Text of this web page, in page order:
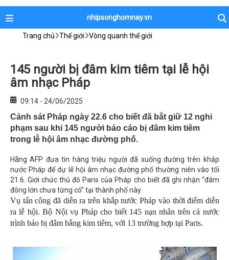
nhipsonghomnay.vn
Trang chủ Thế giới Vòng quanh thế giới
145 người bị đâm kim tiêm tại lễ hội
âm nhạc Pháp
09:14 - 24/06/2025
Cảnh sát Pháp ngày 22.6 cho biết đã bắt giữ 12 nghi
phạm sau khi 145 người báo cáo bị đâm kim tiêm
trong lễ hội âm nhạc đường phố.
Hãng AFP đưa tin hàng triệu người đã xuống đường trên khắp
nước Pháp để dự lễ hội âm nhạc đường phố thường niên vào tối
21.6. Giới chức thủ đô Paris của Pháp cho biết đã ghi nhận “đám
đông lớn chưa từng có” tại thành phố này.
Vụ tấn công đã diễn ra trên khắp nước Pháp vào thời điểm diễn
ra lễ hội. Bộ Nội vụ Pháp cho biết 145 nạn nhân trên cả nước
trình báo bị đâm bằng kim tiêm, với 13 trường hợp tại Paris.